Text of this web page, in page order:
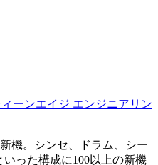
ーンエイジ エンジニアリン
機。シンセ、ドラム、シー
った構成に100以上の新機